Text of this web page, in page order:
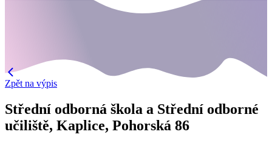
Zpět na výpis
Střední odborná škola a Střední odborné
učiliště, Kaplice, Pohorská 86